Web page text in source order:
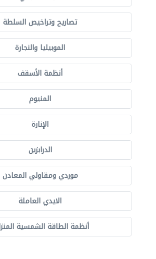
تصاريح وتراخيص السلطة
الموبيليا والنجارة
أنظمة الأسقف
المنيوم
الإنارة
الدرابزين
موردي ومقاولي المعادن
الايدي العاملة
أنظمة الطاقة الشمسية